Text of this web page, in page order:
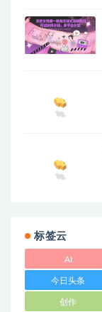
标签云
AI
今日头条
创作